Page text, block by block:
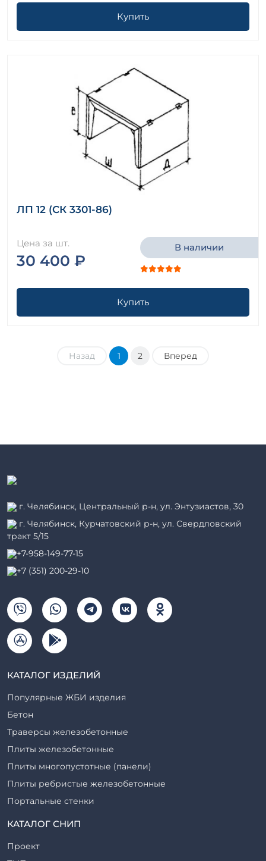
Купить
ЛП 12 (СК 3301-86)
Цена за шт.
30 400 ₽
В наличии
Купить
Назад 1 2 Вперед
г. Челябинск, Центральный р-н, ул. Энтузиастов, 30
г. Челябинск, Курчатовский р-н, ул. Свердловский
тракт 5/15
+7-958-149-77-15
+7 (351) 200-29-10
КАТАЛОГ ИЗДЕЛИЙ
Популярные ЖБИ изделия
Бетон
Траверсы железобетонные
Плиты железобетонные
Плиты многопустотные (панели)
Плиты ребристые железобетонные
Портальные стенки
Прогоны железобетонные
Ригели железобетонные
КАТАЛОГ СНИП
Проект